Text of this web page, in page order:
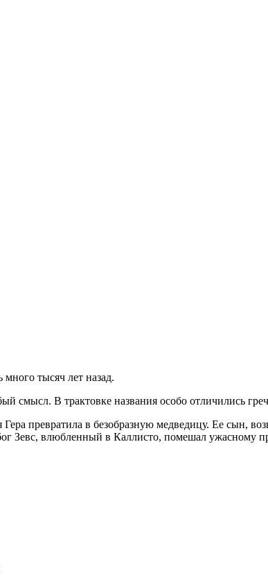
много тысяч лет назад.
смысл. В трактовке названия особо отличились
превратила в безобразную медведицу. Ее сын,
Зевс, влюбленный в Каллисто, помешал ужасному